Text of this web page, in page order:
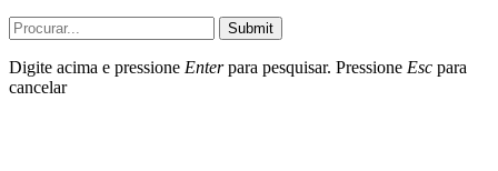
Submit
Digite acima e pressione Enterpara pesquisar. Pressione Esc para
cancelar